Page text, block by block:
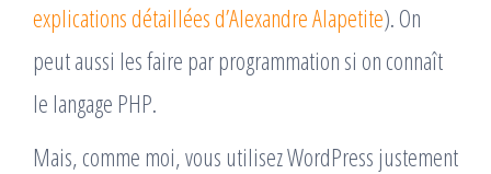
explications détaillées d’Alexandre Alapetite). On
peut aussi les faire par programmation si on connaît
le langage PHP.
Mais, comme moi, vous utilisez WordPress justement